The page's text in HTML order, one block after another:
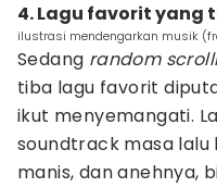
4. Lagu favorit
ilustrasi mendengarkan musik
Sedang random
tiba lagu favorit
ikut menyemangati.
soundtrack masa lalu
manis, dan anehnya,